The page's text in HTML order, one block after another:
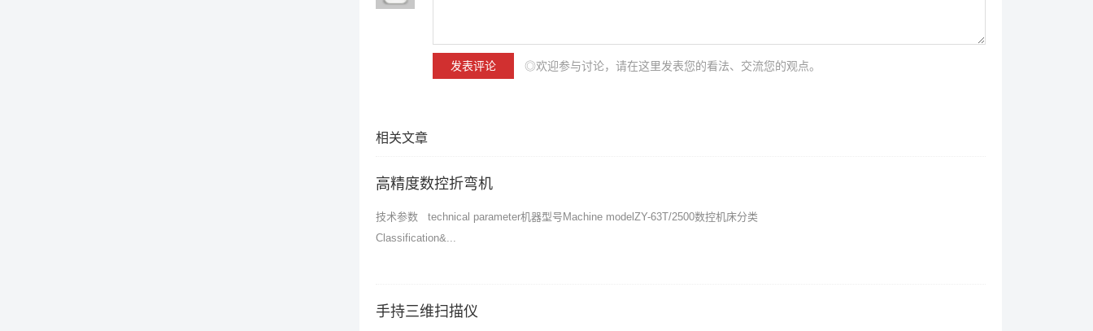
◎欢迎参与讨论，请在这里发表您的看法、交流您的观点。
相关文章
高精度数控折弯机
技术参数 technical parameter机器型号Machine modelZY-63T/2500数控机床分类
Classification&...
手持三维扫描仪